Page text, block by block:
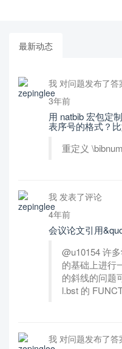
最新动态
我 对问题发布了答
3年前
用 natbib 宏包定
表序号的格式？
重定义
我 发表了评论
4年前
会议论文引用
@u10154 许
的基础上进行
的斜线的问题
l.bst 的
我 对问题发布了答